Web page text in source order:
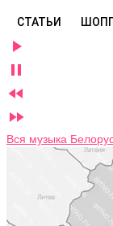
СТАТЬИ




Вся музыка